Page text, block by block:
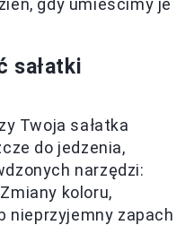
sałatki
Twoja sałatka
do jedzenia,
narzędzi:
koloru,
nieprzyjemny zapach